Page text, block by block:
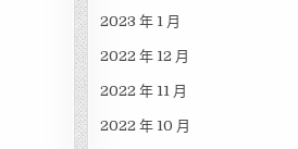
2023 年 1 月
2022 年 12 月
2022 年 11 月
2022 年 10 月